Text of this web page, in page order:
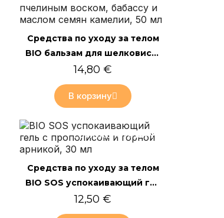
Быстрый просмотр
Средства по уходу за телом
BIO бальзам для шелковистой кожи с пчелиным воском, бабассу и маслом семян камелии, 50 мл
14,80 €
В корзину
Быстрый просмотр
Только онлайн
Средства по уходу за телом
BIO SOS успокаивающий гель с прополисом и горной арникой, 30 мл
12,50 €